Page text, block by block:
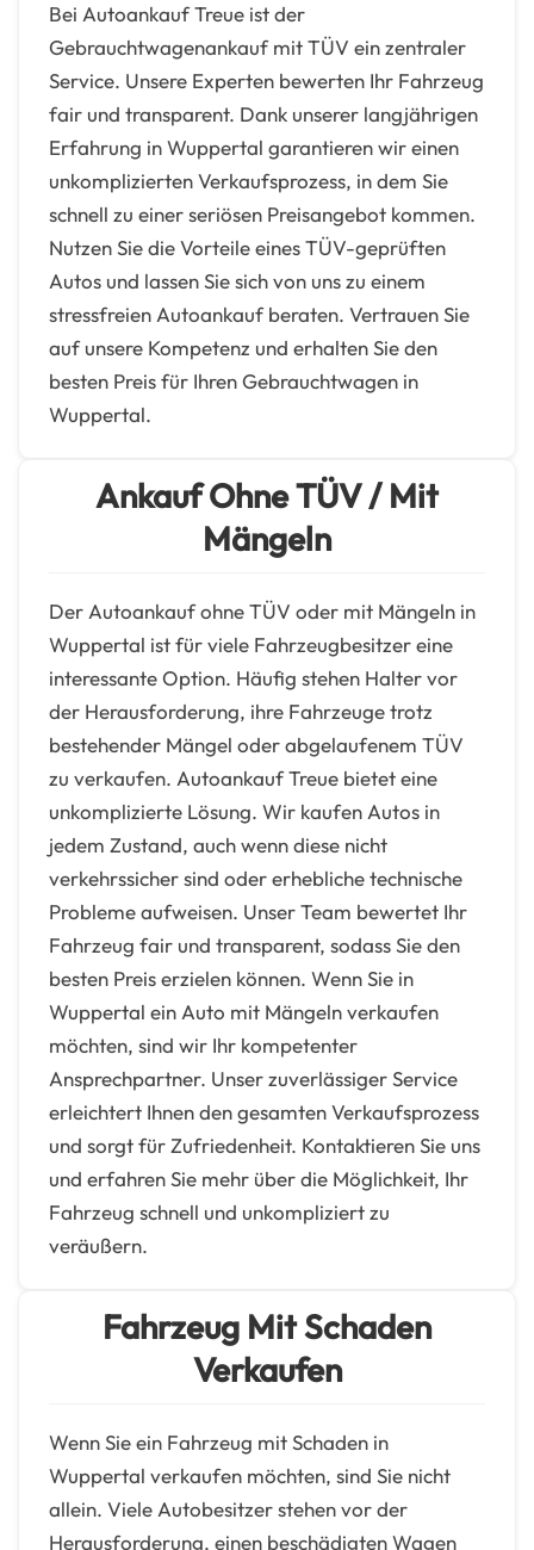
Bei Autoankauf Treue ist der
Gebrauchtwagenankauf mit TÜV ein zentraler
Service. Unsere Experten bewerten Ihr Fahrzeug
fair und transparent. Dank unserer langjährigen
Erfahrung in Wuppertal garantieren wir einen
unkomplizierten Verkaufsprozess, in dem Sie
schnell zu einer seriösen Preisangebot kommen.
Nutzen Sie die Vorteile eines TÜV-geprüften
Autos und lassen Sie sich von uns zu einem
stressfreien Autoankauf beraten. Vertrauen Sie
auf unsere Kompetenz und erhalten Sie den
besten Preis für Ihren Gebrauchtwagen in
Wuppertal.
Ankauf Ohne TÜV / Mit
Mängeln
Der Autoankauf ohne TÜV oder mit Mängeln in
Wuppertal ist für viele Fahrzeugbesitzer eine
interessante Option. Häufig stehen Halter vor
der Herausforderung, ihre Fahrzeuge trotz
bestehender Mängel oder abgelaufenem TÜV
zu verkaufen. Autoankauf Treue bietet eine
unkomplizierte Lösung. Wir kaufen Autos in
jedem Zustand, auch wenn diese nicht
verkehrssicher sind oder erhebliche technische
Probleme aufweisen. Unser Team bewertet Ihr
Fahrzeug fair und transparent, sodass Sie den
besten Preis erzielen können. Wenn Sie in
Wuppertal ein Auto mit Mängeln verkaufen
möchten, sind wir Ihr kompetenter
Ansprechpartner. Unser zuverlässiger Service
erleichtert Ihnen den gesamten Verkaufsprozess
und sorgt für Zufriedenheit. Kontaktieren Sie uns
und erfahren Sie mehr über die Möglichkeit, Ihr
Fahrzeug schnell und unkompliziert zu
veräußern.
Fahrzeug Mit Schaden
Verkaufen
Wenn Sie ein Fahrzeug mit Schaden in
Wuppertal verkaufen möchten, sind Sie nicht
allein. Viele Autobesitzer stehen vor der
Herausforderung, einen beschädigten Wagen